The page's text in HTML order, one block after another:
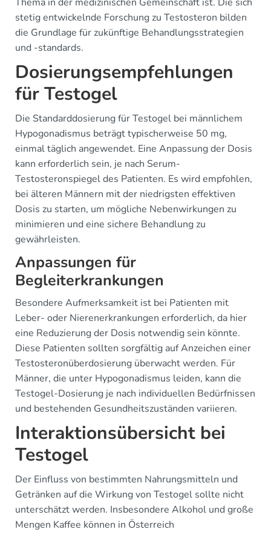
stetig entwickelnde Forschung zu Testosteron bilden
die Grundlage für zukünftige Behandlungsstrategien
und -standards.
Dosierungsempfehlungen
für Testogel
Die Standarddosierung für Testogel bei männlichem
Hypogonadismus beträgt typischerweise 50 mg,
einmal täglich angewendet. Eine Anpassung der Dosis
kann erforderlich sein, je nach Serum-
Testosteronspiegel des Patienten. Es wird empfohlen,
bei älteren Männern mit der niedrigsten effektiven
Dosis zu starten, um mögliche Nebenwirkungen zu
minimieren und eine sichere Behandlung zu
gewährleisten.
Anpassungen für
Begleiterkrankungen
Besondere Aufmerksamkeit ist bei Patienten mit
Leber- oder Nierenerkrankungen erforderlich, da hier
eine Reduzierung der Dosis notwendig sein könnte.
Diese Patienten sollten sorgfältig auf Anzeichen einer
Testosteronüberdosierung überwacht werden. Für
Männer, die unter Hypogonadismus leiden, kann die
Testogel-Dosierung je nach individuellen Bedürfnissen
und bestehenden Gesundheitszuständen variieren.
Interaktionsübersicht bei
Testogel
Der Einfluss von bestimmten Nahrungsmitteln und
Getränken auf die Wirkung von Testogel sollte nicht
unterschätzt werden. Insbesondere Alkohol und große
Mengen Kaffee können in Österreich